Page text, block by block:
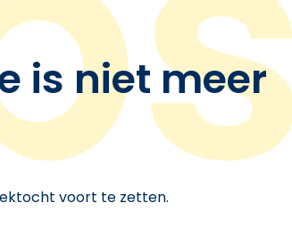
is niet meer
voort te zetten.